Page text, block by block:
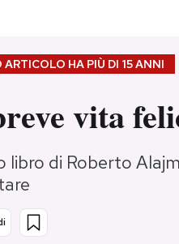
ARTICOLO HA PIÙ DI 15 ANNI
vita
libro di Roberto